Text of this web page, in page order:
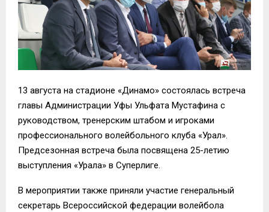
13 августа на стадионе «Динамо» состоялась встреча
главы Администрации Уфы Ульфата Мустафина с
руководством, тренерским штабом и игроками
профессионального волейбольного клуба «Урал».
Предсезонная встреча была посвящена 25-летию
выступления «Урала» в Суперлиге.
В мероприятии также приняли участие генеральный
секретарь Всероссийской федерации волейбола